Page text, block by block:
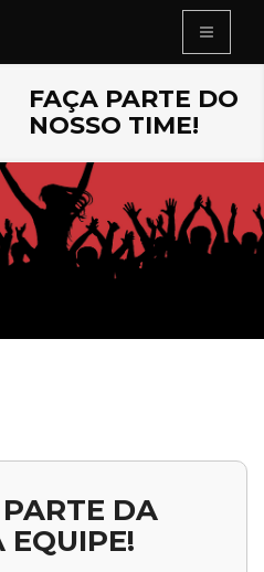
FAÇA PARTE DO
NOSSO TIME!
DA
EQUIPE!